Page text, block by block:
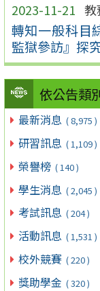
2023-11-21 教
轉知一般科目
監獄參訪』探
依公告類
最新消息 ( 8,975 )
研習訊息 ( 1,109 )
榮譽榜 ( 140 )
學生消息 ( 2,045 )
考試訊息 ( 204 )
活動訊息 ( 1,531 )
校外競賽 ( 220 )
獎助學金 ( 320 )